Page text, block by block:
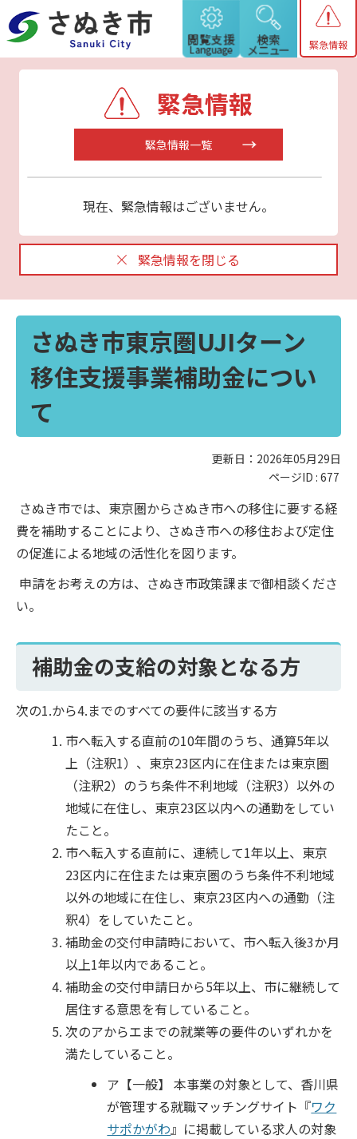
緊急情報
緊急情報
緊急情報一覧
現在、緊急情報はございません。
緊急情報を閉じる
さぬき市東京圏UJIターン
移住支援事業補助金につい
て
更新日：2026年05月29日
ページID : 677
さぬき市では、東京圏からさぬき市への移住に要する経
費を補助することにより、さぬき市への移住および定住
の促進による地域の活性化を図ります。
申請をお考えの方は、さぬき市政策課まで御相談くださ
い。
補助金の支給の対象となる方
次の1.から4.までのすべての要件に該当する方
市へ転入する直前の10年間のうち、通算5年以
上（注釈1）、東京23区内に在住または東京圏
（注釈2）のうち条件不利地域（注釈3）以外の
地域に在住し、東京23区以内への通勤をしてい
たこと。
市へ転入する直前に、連続して1年以上、東京
23区内に在住または東京圏のうち条件不利地域
以外の地域に在住し、東京23区内への通勤（注
釈4）をしていたこと。
補助金の交付申請時において、市へ転入後3か月
以上1年以内であること。
補助金の交付申請日から5年以上、市に継続して
居住する意思を有していること。
次のアからエまでの就業等の要件のいずれかを
満たしていること。
ア【一般】 本事業の対象として、香川県
が管理する就職マッチングサイト『ワク
サポかがわ』に掲載している求人の対象